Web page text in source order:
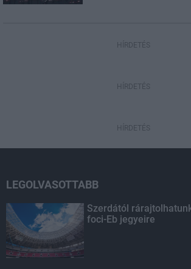
HÍRDETÉS
HÍRDETÉS
HÍRDETÉS
LEGOLVASOTTABB
Szerdától
foci-Eb jegyeire